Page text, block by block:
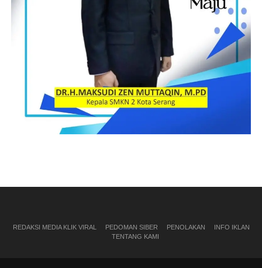
REDAKSI MEDIA KLIK VIRAL PEDOMAN SIBER PENOLAKAN
INFO IKLAN
TENTANG KAMI